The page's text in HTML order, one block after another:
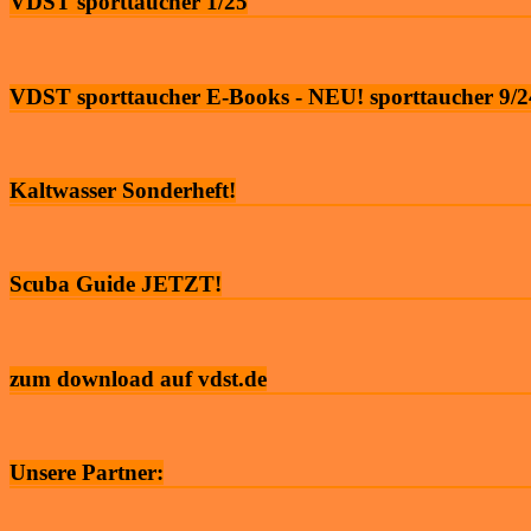
VDST sporttaucher E-Books - NEU! sporttaucher 9/
Kaltwasser Sonderheft!
Scuba Guide JETZT!
zum download auf vdst.de
Unsere Partner: